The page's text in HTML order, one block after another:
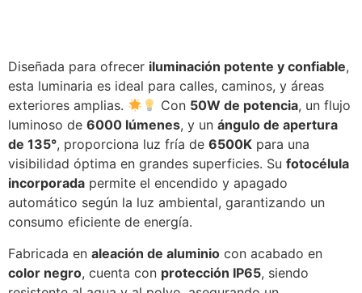
Diseñada para ofrecer iluminación potente y confiable,
esta luminaria es ideal para calles, caminos, y áreas
exteriores amplias.
Con 50W de potencia, un flujo
luminoso de 6000 lúmenes, y un ángulo de apertura
de 135°, proporciona luz fría de 6500K para una
visibilidad óptima en grandes superficies. Su fotocélula
incorporada permite el encendido y apagado
automático según la luz ambiental, garantizando un
consumo eficiente de energía.
Fabricada en aleación de aluminio con acabado en
color negro, cuenta con protección IP65, siendo